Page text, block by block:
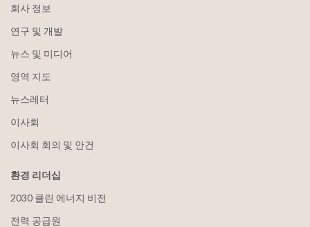
회사 정보
연구 및 개발
뉴스 및 미디어
영역 지도
뉴스레터
이사회
이사회 회의 및 안건
환경 리더십
2030 클린 에너지 비전
전력 공급원